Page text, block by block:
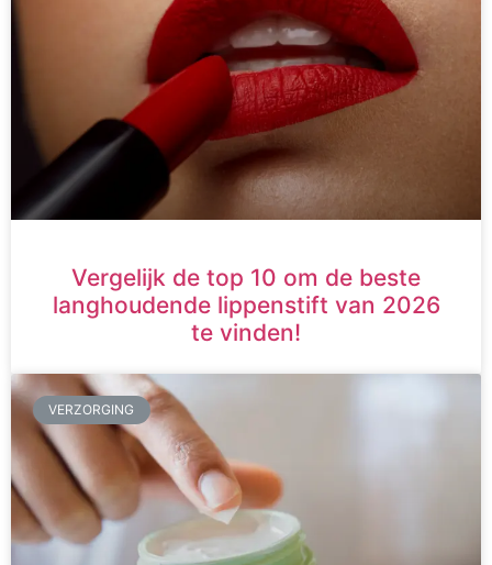
Vergelijk de top 10 om de beste
langhoudende lippenstift van 2026
te vinden!
VERZORGING